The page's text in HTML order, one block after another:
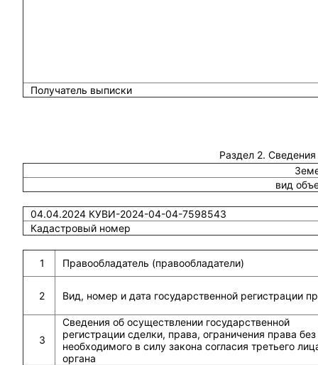
Получатель выписки
Раздел 2.
вид
04.04.2024 КУВИ-2024-04-04-7598543
Кадастровый номер
1 Правообладатель (правообладатели)
2 Вид, номер и дата государственной регистрации
3
Сведения об осуществлении государственной
регистрации сделки, права, ограничения права без
необходимого в силу закона согласия третьего
органа